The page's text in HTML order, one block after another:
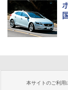
本サイトのご利用